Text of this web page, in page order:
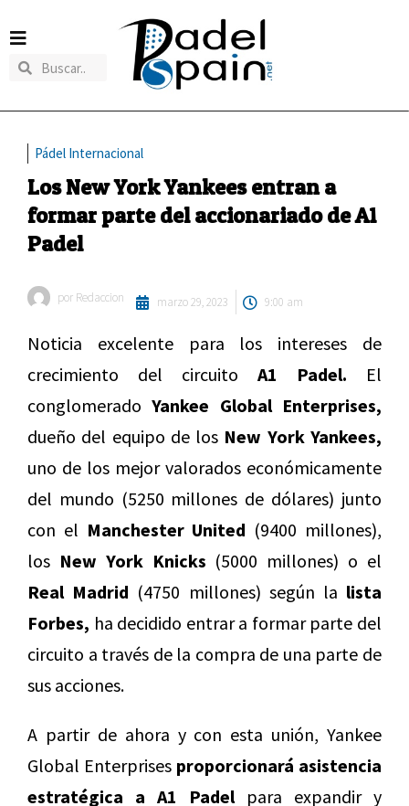
Pádel Internacional
Los New York Yankees entran a
formar parte del accionariado de A1
Padel
por Redaccion marzo 29, 2023 9:00 am
Noticia excelente para los intereses de
crecimiento del circuito A1 Padel. El
conglomeradoYankee Global Enterprises,
dueño del equipo de los New York Yankees,
uno de los mejor valorados económicamente
del mundo (5250 millones de dólares) junto
con el Manchester United (9400 millones),
los New York Knicks (5000 millones) o el
Real Madrid (4750 millones) según la lista
Forbes, ha decidido entrar a formar parte del
circuito a través de la compra de una parte de
sus acciones.
A partir de ahora y con esta unión, Yankee
Global Enterprises proporcionará asistencia
estratégica a A1 Padelpara expandir y